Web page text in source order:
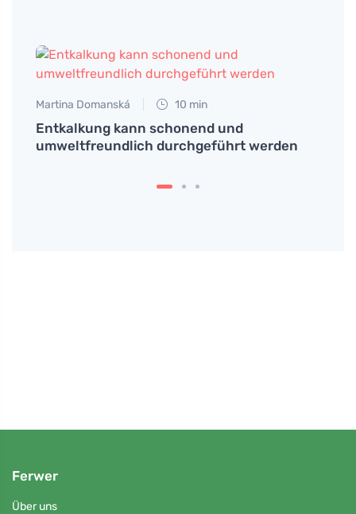
Martina Domanská 10 min
Entkalkung kann schonend und
umweltfreundlich durchgeführt werden
Ferwer
Über uns